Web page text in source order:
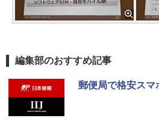
編集部のおすすめ記事
郵便局で格安スマ